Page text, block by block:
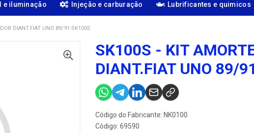
e iluminação Injeção e carburação Lubrificantes e quimicos
DIANT.FIAT UNO 89/91-SK100S
SK100S - KIT
DIANT.FIAT UNO 89/
Código do Fabricante: NK0100
Código: 69590